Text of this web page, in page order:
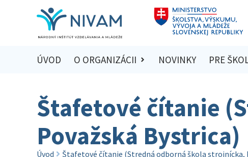
ÚVOD O ORGANIZÁCII NOVINKY PRE
Štafetové čítanie
Považská Bystrica)
Úvod Štafetové čítanie (Stredná odborná škola strojnícka,